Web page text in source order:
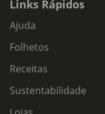
Links Rápidos
Ajuda
Folhetos
Receitas
Sustentabilidade